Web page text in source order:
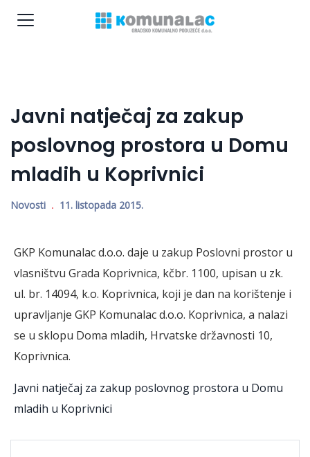
Javni natječaj za zakup
poslovnog prostora u Domu
mladih u Koprivnici
Novosti 11. listopada 2015.
GKP Komunalac d.o.o. daje u zakup Poslovni prostor u
vlasništvu Grada Koprivnica, kčbr. 1100, upisan u zk.
ul. br. 14094, k.o. Koprivnica, koji je dan na korištenje i
upravljanje GKP Komunalac d.o.o. Koprivnica, a nalazi
se u sklopu Doma mladih, Hrvatske državnosti 10,
Koprivnica.
Javni natječaj za zakup poslovnog prostora u Domu
mladih u Koprivnici